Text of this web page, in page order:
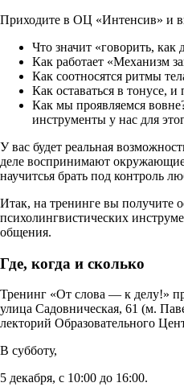
Приходите в ОЦ «Интенсив» и
Что значит «говорить, как
Как работает «Механизм
Как соотносятся ритмы
Как оставаться в тонусе, и
Как мы проявляемся
инструменты у нас для
У вас будет реальная
деле воспринимают
научитсья брать под контроль
Итак, на тренинге вы получите
психолингвистических
общения.
Где, когда и сколько
Тренинг «От слова — к делу!»
улица Садовническая, 61 (м.
лекторий Образовательного
В субботу,
5 декабря, с 10:00 до 16:00.